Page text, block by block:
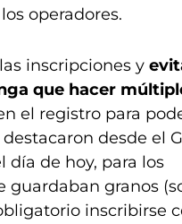
operadores.
inscripciones y
que hacer
el registro para
desde el
día de hoy, para los
guardaban granos
inscribirse